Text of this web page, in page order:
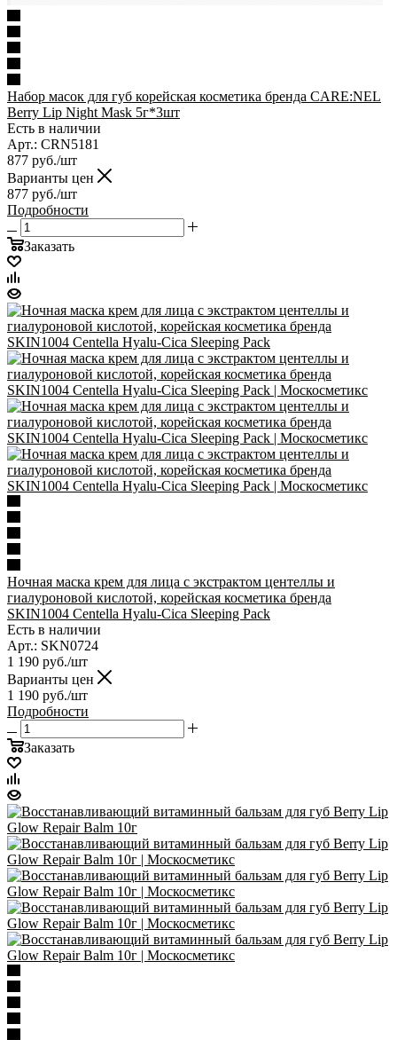
Набор масок для губ корейская косметика бренда CARE:NEL
Berry Lip Night Mask 5г*3шт
Есть в наличии
Арт.: CRN5181
877 руб./шт
Варианты цен
877 руб./шт
Подробности
Заказать
Ночная маска крем для лица с экстрактом центеллы и
гиалуроновой кислотой, корейская косметика бренда
SKIN1004 Centella Hyalu-Cica Sleeping Pack
Есть в наличии
Арт.: SKN0724
1 190 руб./шт
Варианты цен
1 190 руб./шт
Подробности
Заказать